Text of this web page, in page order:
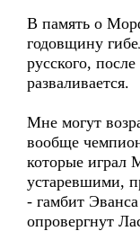
В память о
годовщину
русского,
разваливается.
Мне могут
вообще
которые играл
устаревшими,
- гамбит
опровергнут